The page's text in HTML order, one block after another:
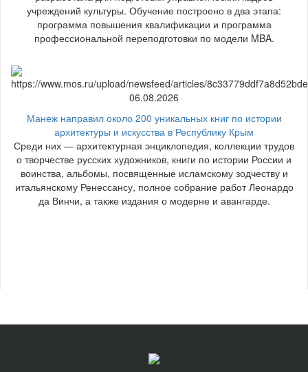
учреждений культуры. Обучение построено в два этапа:
программа повышения квалификации и программа
профессиональной переподготовки по модели MBA.
06.08.2026
Манеж направил около 200 уникальных книг по истории
архитектуры и искусства в Республику Крым
Среди них — архитектурная энциклопедия, коллекции трудов
о творчестве русских художников, книги по истории России и
воинства, альбомы, посвященные исламскому зодчеству и
итальянскому Ренессансу, полное собрание работ Леонардо
да Винчи, а также издания о модерне и авангарде.